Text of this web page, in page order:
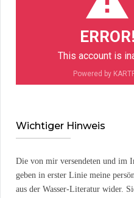
ERROR!
This account is
Powered by
Wichtiger Hinweis
Die von mir versendeten und im
geben in erster Linie meine
aus der Wasser-Literatur wider.